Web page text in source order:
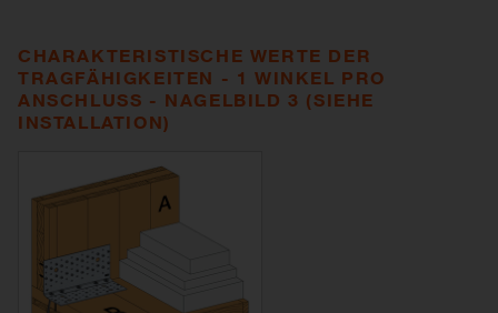
CHARAKTERISTISCHE WERTE DER
TRAGFÄHIGKEITEN - 1 WINKEL PRO
ANSCHLUSS - NAGELBILD 3 (SIEHE
INSTALLATION)